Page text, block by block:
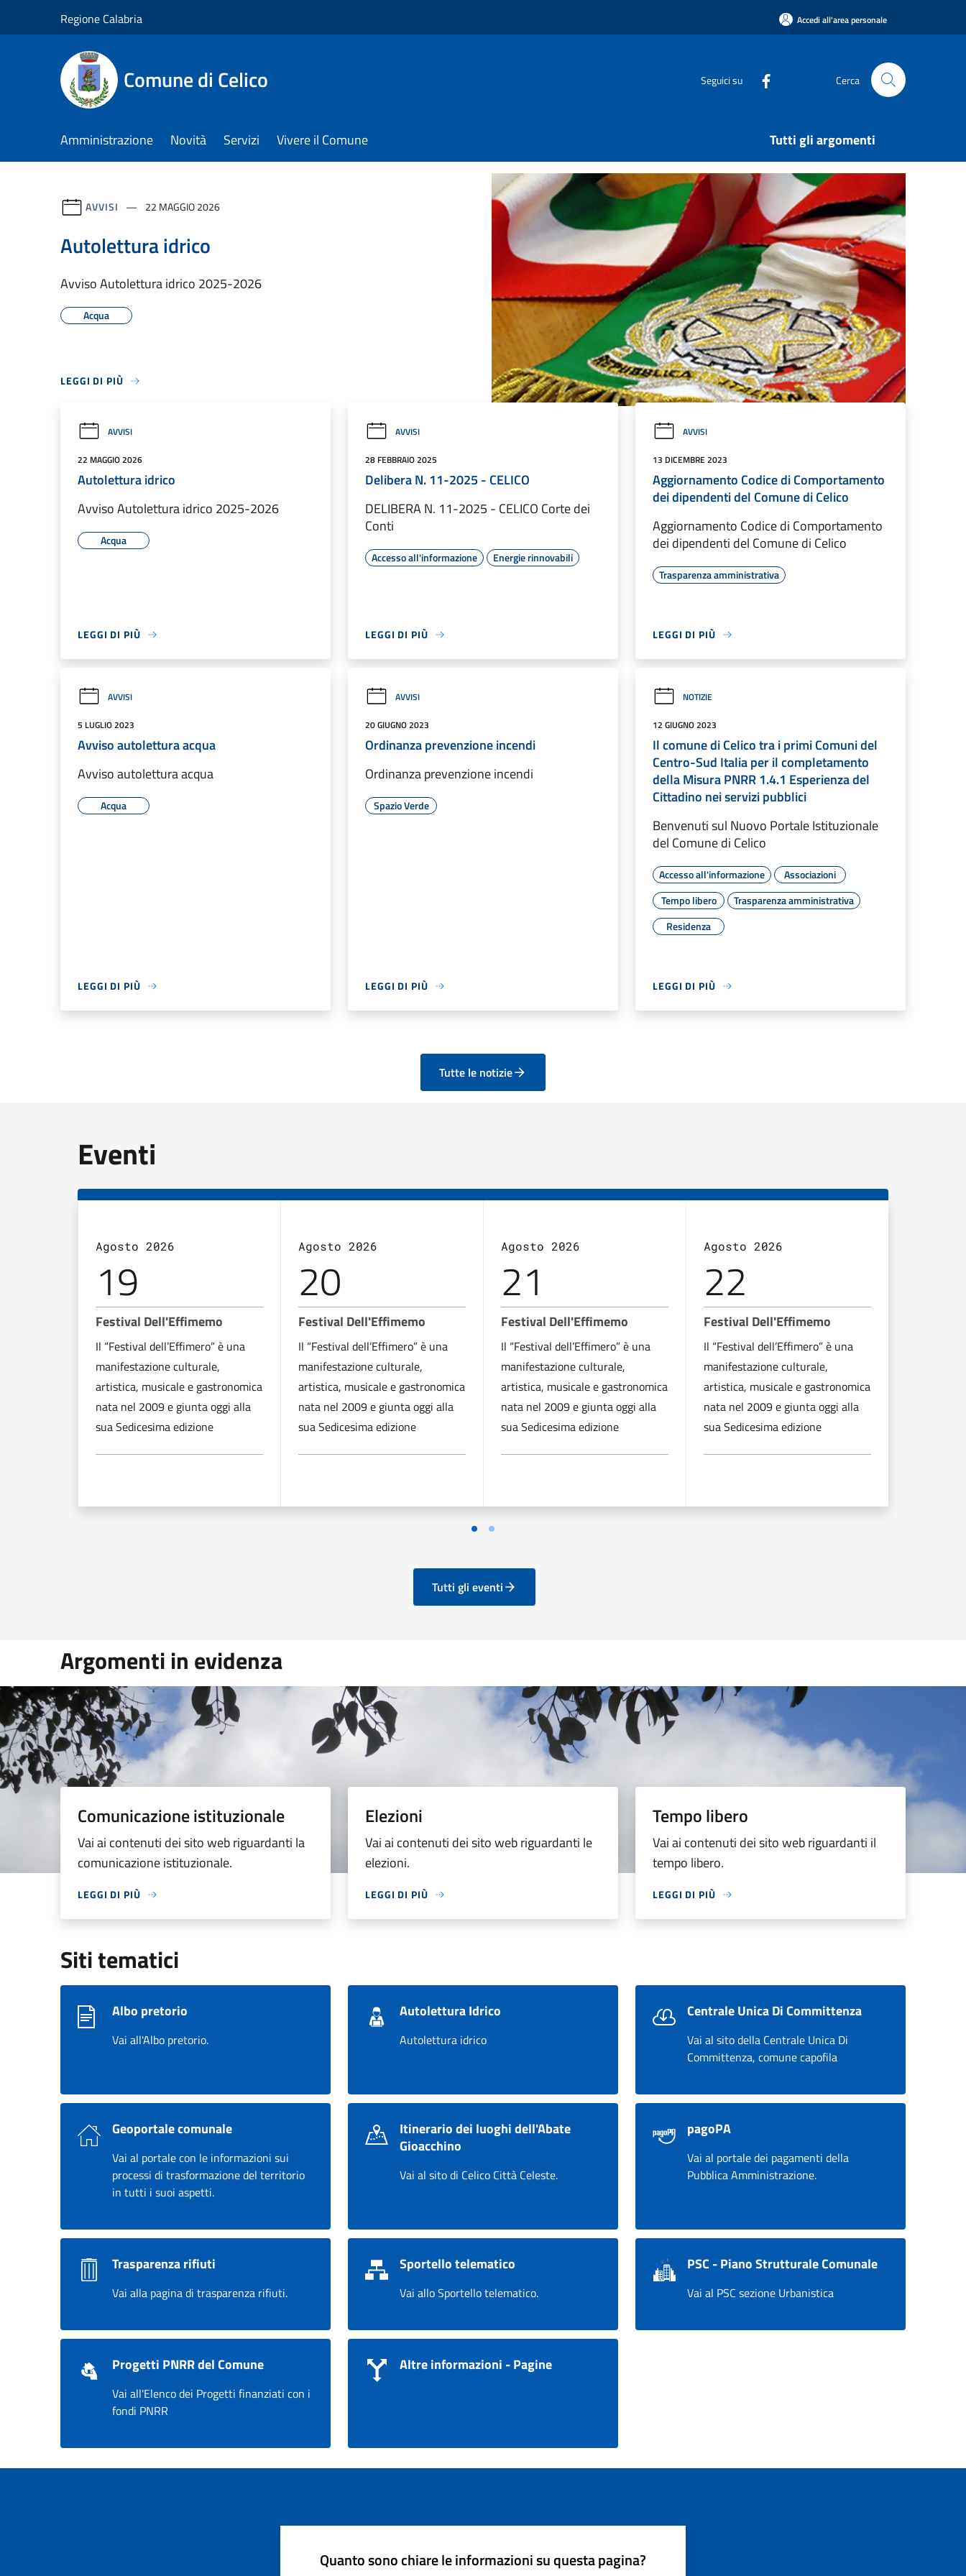
Regione Calabria Accedi all'area personale
Comune di Celico Seguici su Cerca
Amministrazione Novità Servizi Vivere il Comune Tutti gli argomenti
AVVISI 22 MAGGIO 2026
Autolettura idrico
Avviso Autolettura idrico 2025-2026
Acqua
LEGGI DI PIÙ
AVVISI
22 MAGGIO 2026
Autolettura idrico
Avviso Autolettura idrico 2025-2026
Acqua
LEGGI DI PIÙ
AVVISI
28 FEBBRAIO 2025
Delibera N. 11-2025 - CELICO
DELIBERA N. 11-2025 - CELICO Corte dei
Conti
Accesso all'informazione Energie rinnovabili
LEGGI DI PIÙ
AVVISI
13 DICEMBRE 2023
Aggiornamento Codice di Comportamento
dei dipendenti del Comune di Celico
Aggiornamento Codice di Comportamento
dei dipendenti del Comune di Celico
Trasparenza amministrativa
LEGGI DI PIÙ
AVVISI
5 LUGLIO 2023
Avviso autolettura acqua
Avviso autolettura acqua
Acqua
LEGGI DI PIÙ
AVVISI
20 GIUGNO 2023
Ordinanza prevenzione incendi
Ordinanza prevenzione incendi
Spazio Verde
LEGGI DI PIÙ
NOTIZIE
12 GIUGNO 2023
Il comune di Celico tra i primi Comuni del
Centro-Sud Italia per il completamento
della Misura PNRR 1.4.1 Esperienza del
Cittadino nei servizi pubblici
Benvenuti sul Nuovo Portale Istituzionale
del Comune di Celico
Accesso all'informazione
Associazioni
Tempo libero
Trasparenza amministrativa
Residenza
LEGGI DI PIÙ
Tutte le notizie
Eventi
Agosto 2026
19
Festival Dell'Effimemo
Il “Festival dell’Effimero” è una
manifestazione culturale,
artistica, musicale e gastronomica
nata nel 2009 e giunta oggi alla
sua Sedicesima edizione
Agosto 2026
20
Festival Dell'Effimemo
Il “Festival dell’Effimero” è una
manifestazione culturale,
artistica, musicale e gastronomica
nata nel 2009 e giunta oggi alla
sua Sedicesima edizione
Agosto 2026
21
Festival Dell'Effimemo
Il “Festival dell’Effimero” è una
manifestazione culturale,
artistica, musicale e gastronomica
nata nel 2009 e giunta oggi alla
sua Sedicesima edizione
Agosto 2026
22
Festival Dell'Effimemo
Il “Festival dell’Effimero” è una
manifestazione culturale,
artistica, musicale e gastronomica
nata nel 2009 e giunta oggi alla
sua Sedicesima edizione
Tutti gli eventi
Argomenti in evidenza
Comunicazione istituzionale
Vai ai contenuti dei sito web riguardanti la
comunicazione istituzionale.
LEGGI DI PIÙ
Elezioni
Vai ai contenuti dei sito web riguardanti le
elezioni.
LEGGI DI PIÙ
Tempo libero
Vai ai contenuti dei sito web riguardanti il
tempo libero.
LEGGI DI PIÙ
Siti tematici
Albo pretorio
Vai all'Albo pretorio.
Autolettura Idrico
Autolettura idrico
Centrale Unica Di Committenza
Vai al sito della Centrale Unica Di
Committenza, comune capofila
Geoportale comunale
Vai al portale con le informazioni sui
processi di trasformazione del territorio
in tutti i suoi aspetti.
Itinerario dei luoghi dell'Abate
Gioacchino
Vai al sito di Celico Città Celeste.
pagoPA
Vai al portale dei pagamenti della
Pubblica Amministrazione.
Trasparenza rifiuti
Vai alla pagina di trasparenza rifiuti.
Sportello telematico
Vai allo Sportello telematico.
PSC - Piano Strutturale Comunale
Vai al PSC sezione Urbanistica
Progetti PNRR del Comune
Vai all'Elenco dei Progetti finanziati con i
fondi PNRR
Altre informazioni - Pagine
Quanto sono chiare le informazioni su questa pagina?